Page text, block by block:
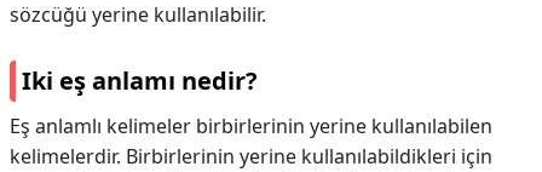
sözcüğü yerine kullanılabilir.
Iki eş anlamı nedir?
Eş anlamlı kelimeler birbirlerinin yerine kullanılabilen
kelimelerdir. Birbirlerinin yerine kullanılabildikleri için